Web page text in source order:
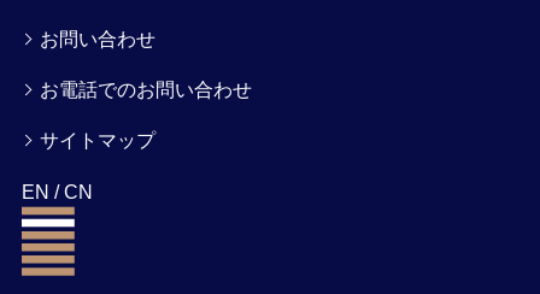
お問い合わせ
お電話でのお問い合わせ
サイトマップ
EN /CN